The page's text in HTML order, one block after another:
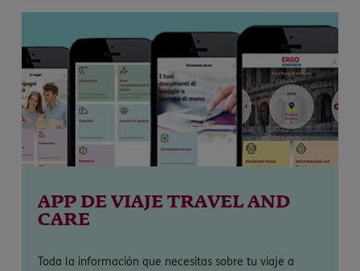
APP DE VIAJE TRAVEL AND
CARE
Toda la información que necesitas sobre tu viaje a